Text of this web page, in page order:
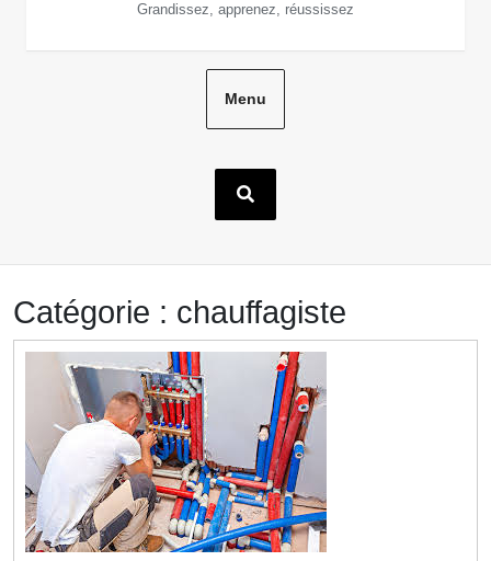
Grandissez, apprenez, réussissez
Menu
Catégorie : chauffagiste